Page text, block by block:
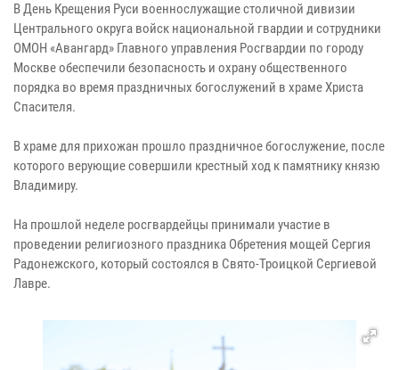
В День Крещения Руси военнослужащие столичной дивизии
Центрального округа войск национальной гвардии и сотрудники
ОМОН «Авангард» Главного управления Росгвардии по городу
Москве обеспечили безопасность и охрану общественного
порядка во время праздничных богослужений в храме Христа
Спасителя.
В храме для прихожан прошло праздничное богослужение, после
которого верующие совершили крестный ход к памятнику князю
Владимиру.
На прошлой неделе росгвардейцы принимали участие в
проведении религиозного праздника Обретения мощей Сергия
Радонежского, который состоялся в Свято-Троицкой Сергиевой
Лавре.